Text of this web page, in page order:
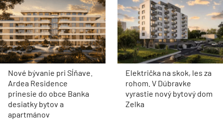
Nové bývanie pri Sĺňave.
Ardea Residence
prinesie do obce Banka
desiatky bytov a
apartmánov
Električka na skok, les za
rohom. V Dúbravke
vyrastie nový bytový dom
Zelka